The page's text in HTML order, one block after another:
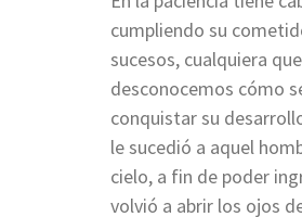
cumpliendo su
sucesos, cualquiera
desconocemos cómo
conquistar su
le sucedió a aquel
cielo, a fin de poder
volvió a abrir los ojos